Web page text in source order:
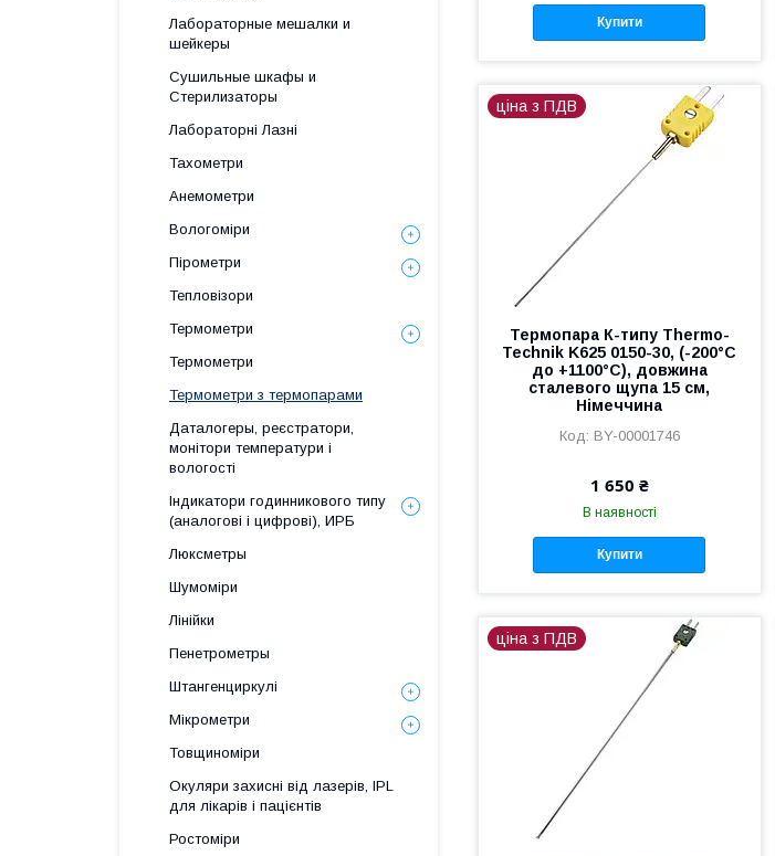
Купити
ціна з ПДВ
Термопара К-типу Thermo-
Technik K625 0150-30, (-200°C
до +1100°C), довжина
сталевого щупа 15 см,
Німеччина
BY-00001746
1 650 ₴
В наявності
Купити
ціна з ПДВ
Лабораторные мешалки и
шейкеры
Сушильные шкафы и
Стерилизаторы
Лабораторні Лазні
Тахометри
Анемометри
Вологоміри
Пірометри
Тепловізори
Термометри
Термометри
Термометри з термопарами
Даталогеры, реєстратори,
монітори температури і
вологості
Індикатори годинникового типу
(аналогові і цифрові), ИРБ
Люксметры
Шумоміри
Лінійки
Пенетрометры
Штангенциркулі
Мікрометри
Товщиноміри
Окуляри захисні від лазерів, IPL
для лікарів і пацієнтів
Ростоміри